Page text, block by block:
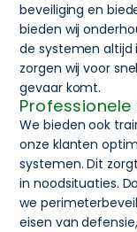
beveiliging en
bieden wij
de systemen altijd
zorgen wij voor
gevaar komt.
We bieden ook
onze klanten
systemen. Dit
in noodsituaties.
we
eisen van